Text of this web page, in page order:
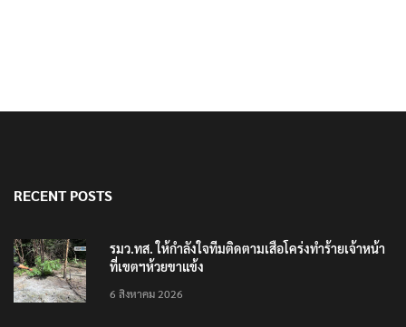
RECENT POSTS
รมว.ทส. ให้กำลังใจทีมติดตามเสือโคร่งทำร้ายเจ้าหน้า
ที่เขตฯห้วยขาแข้ง
6 สิงหาคม 2026